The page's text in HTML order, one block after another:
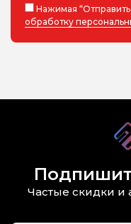
Нажимая
обработку
Частые скидки